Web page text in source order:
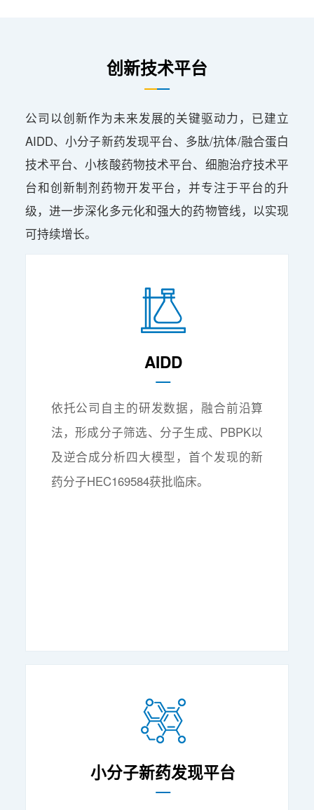
创新技术平台
公司以创新作为未来发展的关键驱动力，已建立
AIDD、小分子新药发现平台、多肽/抗体/融合蛋白
技术平台、小核酸药物技术平台、细胞治疗技术平
台和创新制剂药物开发平台，并专注于平台的升
级，进一步深化多元化和强大的药物管线，以实现
可持续增长。
AIDD
依托公司自主的研发数据，融合前沿算
法，形成分子筛选、分子生成、PBPK以
及逆合成分析四大模型，首个发现的新
药分子HEC169584获批临床。
小分子新药发现平台